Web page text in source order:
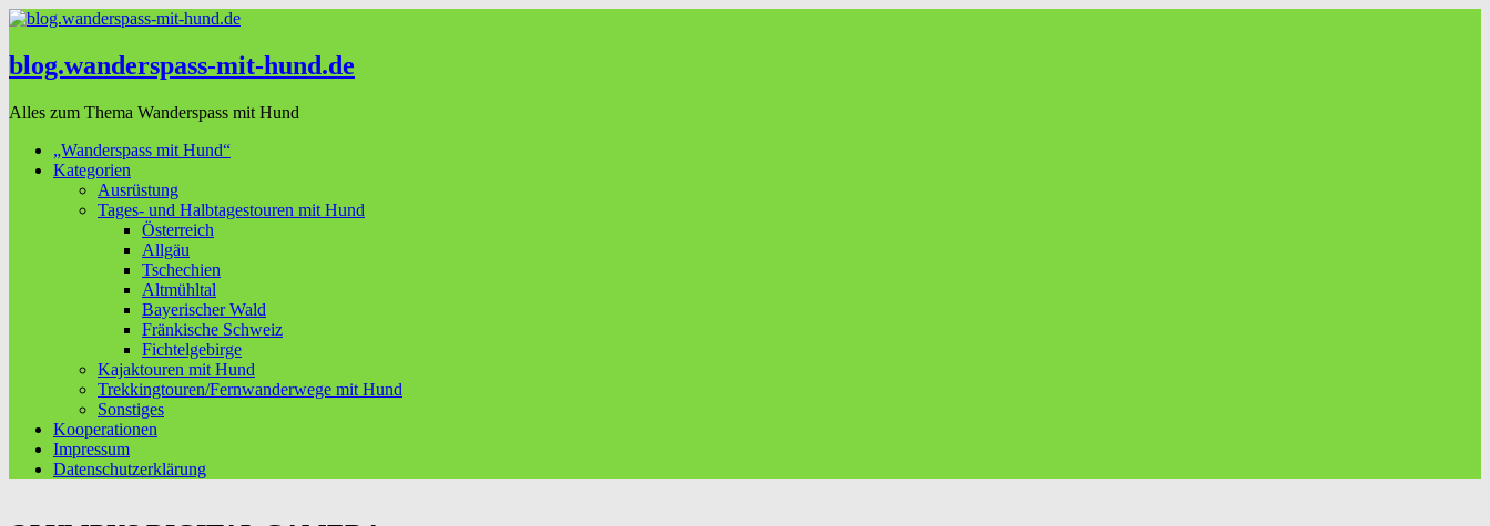
blog.wanderspass-mit-hund.de
Alles zum Thema Wanderspass mit Hund
„Wanderspass mit Hund“
Kategorien
Ausrüstung
Tages- und Halbtagestouren mit Hund
Österreich
Allgäu
Tschechien
Altmühltal
Bayerischer Wald
Fränkische Schweiz
Fichtelgebirge
Kajaktouren mit Hund
Trekkingtouren/Fernwanderwege mit Hund
Sonstiges
Kooperationen
Impressum
Datenschutzerklärung